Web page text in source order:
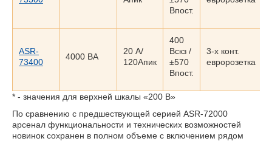
Впост.
ASR-
73400
4000 ВА
20 А/
120Апик
400
Вскз /
±570
Впост.
3-х конт.
евророзетка
* - значения для верхней шкалы «200 В»
По сравнению с предшествующей серией ASR-72000
арсенал функциональности и технических возможностей
новинок сохранен в полном объеме с включением рядом